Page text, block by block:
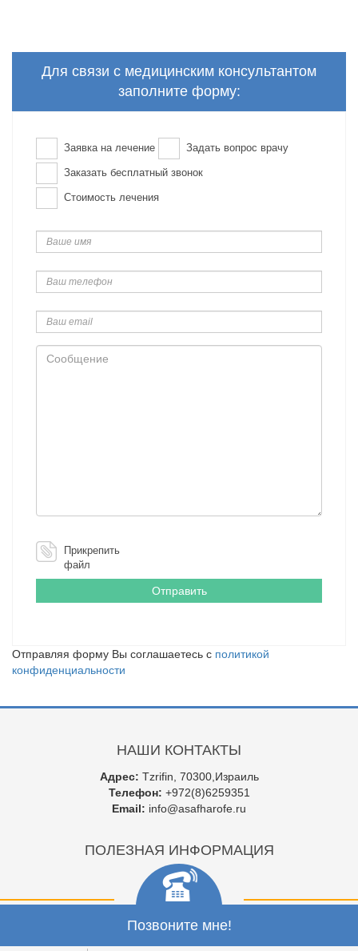
Для связи с медицинским консультантом
заполните форму:
Заявка на лечение Задать вопрос врачу
Заказать бесплатный звонок
Стоимость лечения
имя
телефон
email
Сообщение
Прикрепить
файл
Отправляя форму Вы соглашаетесь с политикой
конфиденциальности
НАШИ КОНТАКТЫ
Адрес: Tzrifin, 70300,Израиль
Телефон: +972(8)6259351
Email: info@asafharofe.ru
ПОЛЕЗНАЯ ИНФОРМАЦИЯ
Позвоните мне!